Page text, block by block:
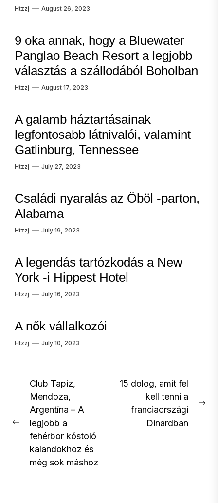
Htzzj August 26, 2023
9 oka annak, hogy a Bluewater
Panglao Beach Resort a legjobb
választás a szállodából Boholban
Htzzj August 17, 2023
A galamb háztartásainak
legfontosabb látnivalói, valamint
Gatlinburg, Tennessee
Htzzj July 27, 2023
Családi nyaralás az Öböl -parton,
Alabama
Htzzj July 19, 2023
A legendás tartózkodás a New
York -i Hippest Hotel
Htzzj July 16, 2023
A nők vállalkozói
Htzzj July 10, 2023
Post
navigation
Previous
post:
Club Tapiz,
Mendoza,
Argentína – A
legjobb a
fehérbor kóstoló
kalandokhoz és
még sok máshoz
15 dolog, amit fel
kell tenni a
franciaországi
Dinardban